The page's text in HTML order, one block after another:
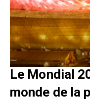
Le Mondial
monde de la